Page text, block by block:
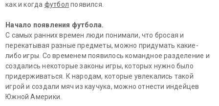
как и когда футбол появился.
Начало появления футбола.
С самых ранних времен люди понимали, что бросая и
перекатывая разные предметы, можно придумать какие-
либо игры. Со временем появилось командное разделение и
создались некоторые законы игры, которых нужно было
придерживаться. К народам, которые увлекались такой
игрой и создали мяч из каучука, можно отнести индейцев
Южной Америки.